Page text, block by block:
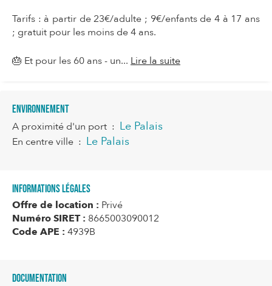
Tarifs : à partir de 23€/adulte ; 9€/enfants de 4 à 17 ans
; gratuit pour les moins de 4 ans.
🎂 Et pour les 60 ans - un... Lire la suite
Environnement
A proximité d'un port : Le Palais
En centre ville : Le Palais
Informations légales
Offre de location : Privé
Numéro SIRET : 8665003090012
Code APE : 4939B
Documentation